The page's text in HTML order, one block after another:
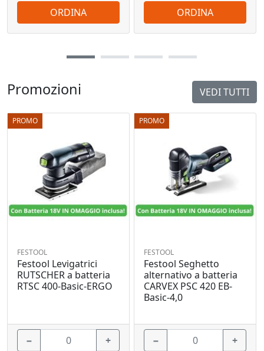
Promozioni VEDI TUTTI
PROMO
FESTOOL
Festool Levigatrici
RUTSCHER a batteria
RTSC 400-Basic-ERGO
− +
PROMO
FESTOOL
Festool Seghetto
alternativo a batteria
CARVEX PSC 420 EB-
Basic-4,0
− +
ORDINA ORDINA